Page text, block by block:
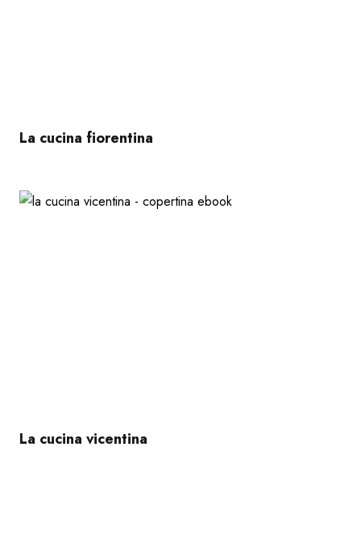
La cucina fiorentina
La cucina vicentina